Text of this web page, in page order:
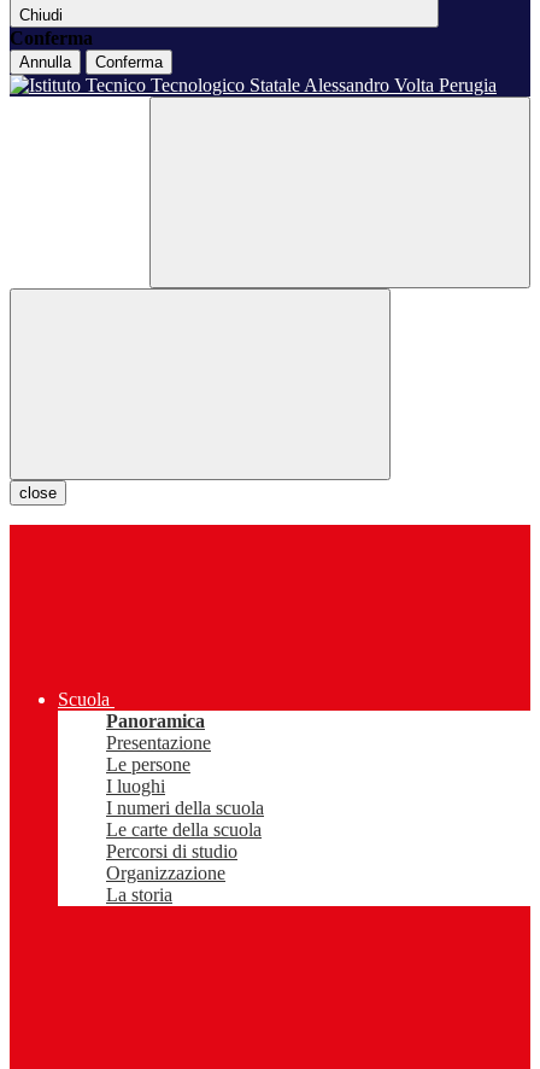
Chiudi
Conferma
Annulla Conferma
close
Scuola
Panoramica
Presentazione
Le persone
I luoghi
I numeri della scuola
Le carte della scuola
Percorsi di studio
Organizzazione
La storia